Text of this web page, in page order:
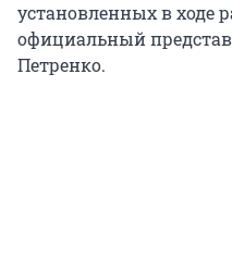
установленных в ходе
официальный
Петренко.